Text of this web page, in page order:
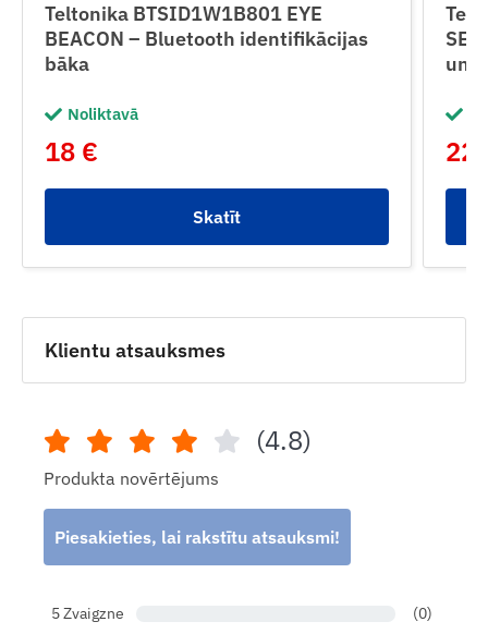
Teltonika BTSID1W1B801 EYE
BEACON – Bluetooth identifikācijas
bāka
Noliktavā
18 €
Skatīt
un
22
Klientu atsauksmes
(4.8)
Produkta novērtējums
Piesakieties, lai rakstītu atsauksmi!
5 Zvaigzne
(0)